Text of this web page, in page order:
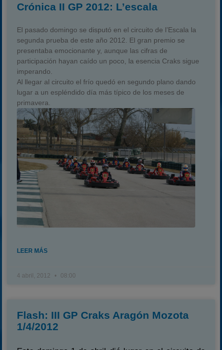
Crónica II GP 2012: L’escala
El pasado domingo se disputó en el circuito de l’Escala la
segunda prueba de este año 2012. El gran premio se
presentaba emocionante y, aunque las cifras de
participación hayan caído un poco, la esencia Craks sigue
imperando.
Al llegar al circuito el frío quedó en segundo plano dando
lugar a un espléndido día más típico de los meses de
primavera.
LEER MÁS
4 abril, 2012 08:00
Flash: III GP Craks Aragón Mozota
1/4/2012